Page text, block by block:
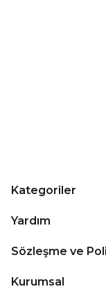
Kategoriler
Yardım
Sözleşme ve
Kurumsal